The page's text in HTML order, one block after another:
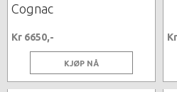
Cognac
Kr 6650,-
KJØP NÅ